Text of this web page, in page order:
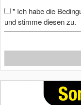
* Ich habe die
und stimme diesen zu.